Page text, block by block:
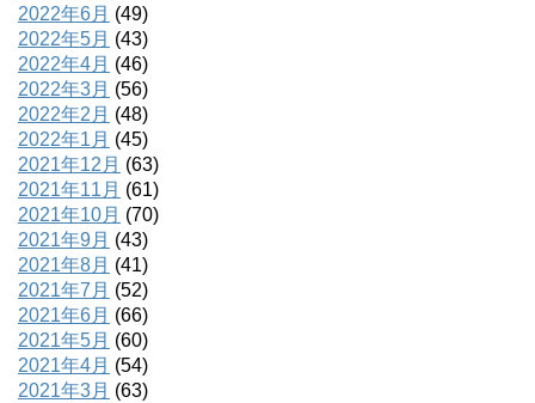
2022年6月 (49)
2022年5月 (43)
2022年4月 (46)
2022年3月 (56)
2022年2月 (48)
2022年1月 (45)
2021年12月 (63)
2021年11月 (61)
2021年10月 (70)
2021年9月 (43)
2021年8月 (41)
2021年7月 (52)
2021年6月 (66)
2021年5月 (60)
2021年4月 (54)
2021年3月 (63)